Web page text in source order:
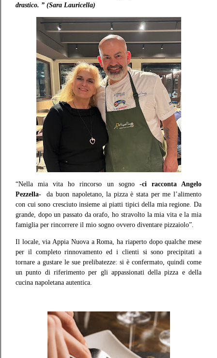
drastico. ” (Sara Lauricella)
“Nella mia vita ho rincorso un sogno -ci racconta Angelo
Pezzella-
da buon napoletano, la pizza è stata per me l’alimento
con cui sono cresciuto insieme ai piatti tipici della mia regione. Da
grande, dopo un passato da orafo, ho stravolto la mia vita e la mia
famiglia per rincorrere il mio sogno ovvero diventare pizzaiolo”.
Il locale, via Appia Nuova a Roma, ha riaperto dopo qualche mese
per il completo rinnovamento ed i clienti si sono precipitati a
tornare a gustare le sue prelibatezze: si è confermato, quindi come
un punto di riferimento per gli appassionati della pizza e della
cucina napoletana autentica.